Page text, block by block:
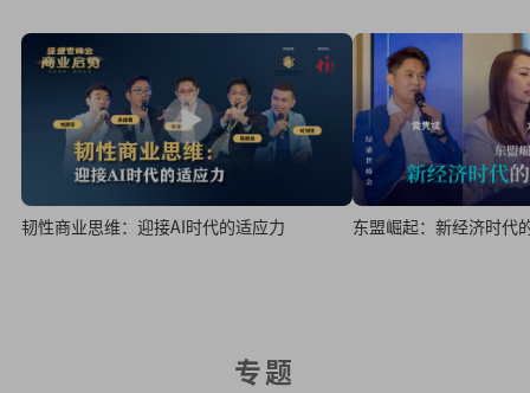
韧性商业思维：迎接AI时代的适应力 东盟崛起：新经济时代
专题